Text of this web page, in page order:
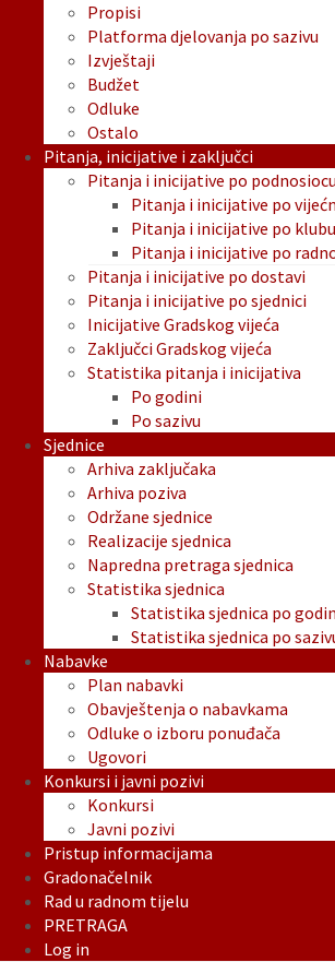
Propisi
Platforma djelovanja po sazivu
Izvještaji
Budžet
Odluke
Ostalo
Pitanja, inicijative i zaključci
Pitanja i inicijative po podnosiocu
Pitanja i inicijative po
Pitanja i inicijative po klubu
Pitanja i inicijative po
Pitanja i inicijative po dostavi
Pitanja i inicijative po sjednici
Inicijative Gradskog vijeća
Zaključci Gradskog vijeća
Statistika pitanja i inicijativa
Po godini
Po sazivu
Sjednice
Arhiva zaključaka
Arhiva poziva
Održane sjednice
Realizacije sjednica
Napredna pretraga sjednica
Statistika sjednica
Statistika sjednica po
Statistika sjednica po
Nabavke
Plan nabavki
Obavještenja o nabavkama
Odluke o izboru ponuđača
Ugovori
Konkursi i javni pozivi
Konkursi
Javni pozivi
Pristup informacijama
Gradonačelnik
Rad u radnom tijelu
PRETRAGA
Log in